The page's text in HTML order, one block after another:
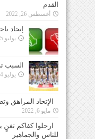
القدم
أغسطس 26, 2022
إتحاد
يوليو 25, 2022
السبب
يوليو 24, 2022
الإتحاد المراهق
مايو 6, 2022
ارحلوا كفاكم تغنٍ
للناس والجماهير